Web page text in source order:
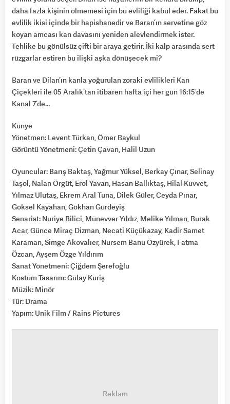
daha fazla kişinin ölmemesi için bu evliliği kabul eder. Fakat bu
evlilik ikisi içinde bir hapishanedir ve Baran’ın servetine göz
koyan amcası kan davasını yeniden alevlendirmek ister.
Tehlike bu gönülsüz çifti bir araya getirir. İki kalp arasında sert
rüzgarlar estiren bu ilişki aşka dönüşecek mi?
Baran ve Dilan’ın kanla yoğurulan zoraki evlilikleri Kan
Çiçekleri ile 05 Aralık’tan itibaren hafta içi her gün 16:15’de
Kanal 7’de…
Künye
Yönetmen: Levent Türkan, Ömer Baykul
Görüntü Yönetmeni: Çetin Çavan, Halil Uzun
Oyuncular: Barış Baktaş, Yağmur Yüksel, Berkay Çınar, Selinay
Taşol, Nalan Örgüt, Erol Yavan, Hasan Ballıktaş, Hilal Kuvvet,
Yılmaz Ulutaş, Ekrem Aral Tuna, Dilek Güler, Ceyda Pınar,
Göksel Kayahan, Gökhan Gürdeyiş
Senarist: Nuriye Bilici, Münevver Yıldız, Melike Yılman, Burak
Acar, Günce Miraç Dizman, Necati Küçükazay, Kadir Samet
Karaman, Simge Akovalıer, Nursem Banu Özyürek, Fatma
Özcan, Ayşem Özge Yıldırım
Sanat Yönetmeni: Çiğdem Şerefoğlu
Kostüm Tasarım: Gülay Kuriş
Müzik: Minör
Tür: Drama
Yapım: Unik Film / Rains Pictures